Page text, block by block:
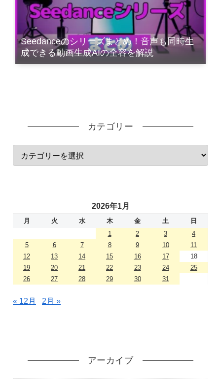
Seedanceのシリーズまとめ！音声も同時生
成できる動画生成AIの全容を解説
カテゴリー
2026年1月
月 火 水 木 金 土
日
1
2 3
4
5
6 7 8 9 10
11
12
13 14 15 16 17
18
19
20 21 22 23 24
25
26
27 28 29 30 31
« 12月 2月 »
アーカイブ